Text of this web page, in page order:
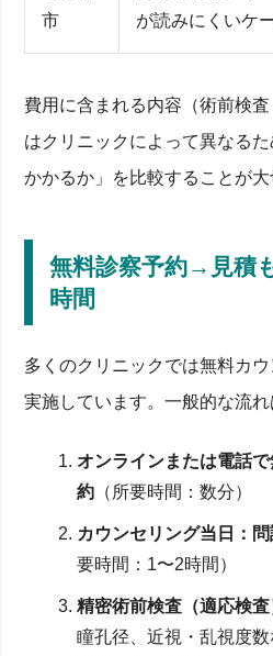
市
が読みにくいケ
費用に含まれる内容（術前検査
はクリニックによって異なる
かかるか」を比較することが大
無料診察予約→見積
時間
多くのクリニックでは無料カ
実施しています。一般的な流れ
オンラインまたは電話
約 （所要時間：数分）
カウンセリング当日：
要時間：1〜2時間）
精密術前検査（適応検査
瞳孔径、近視・乱視度